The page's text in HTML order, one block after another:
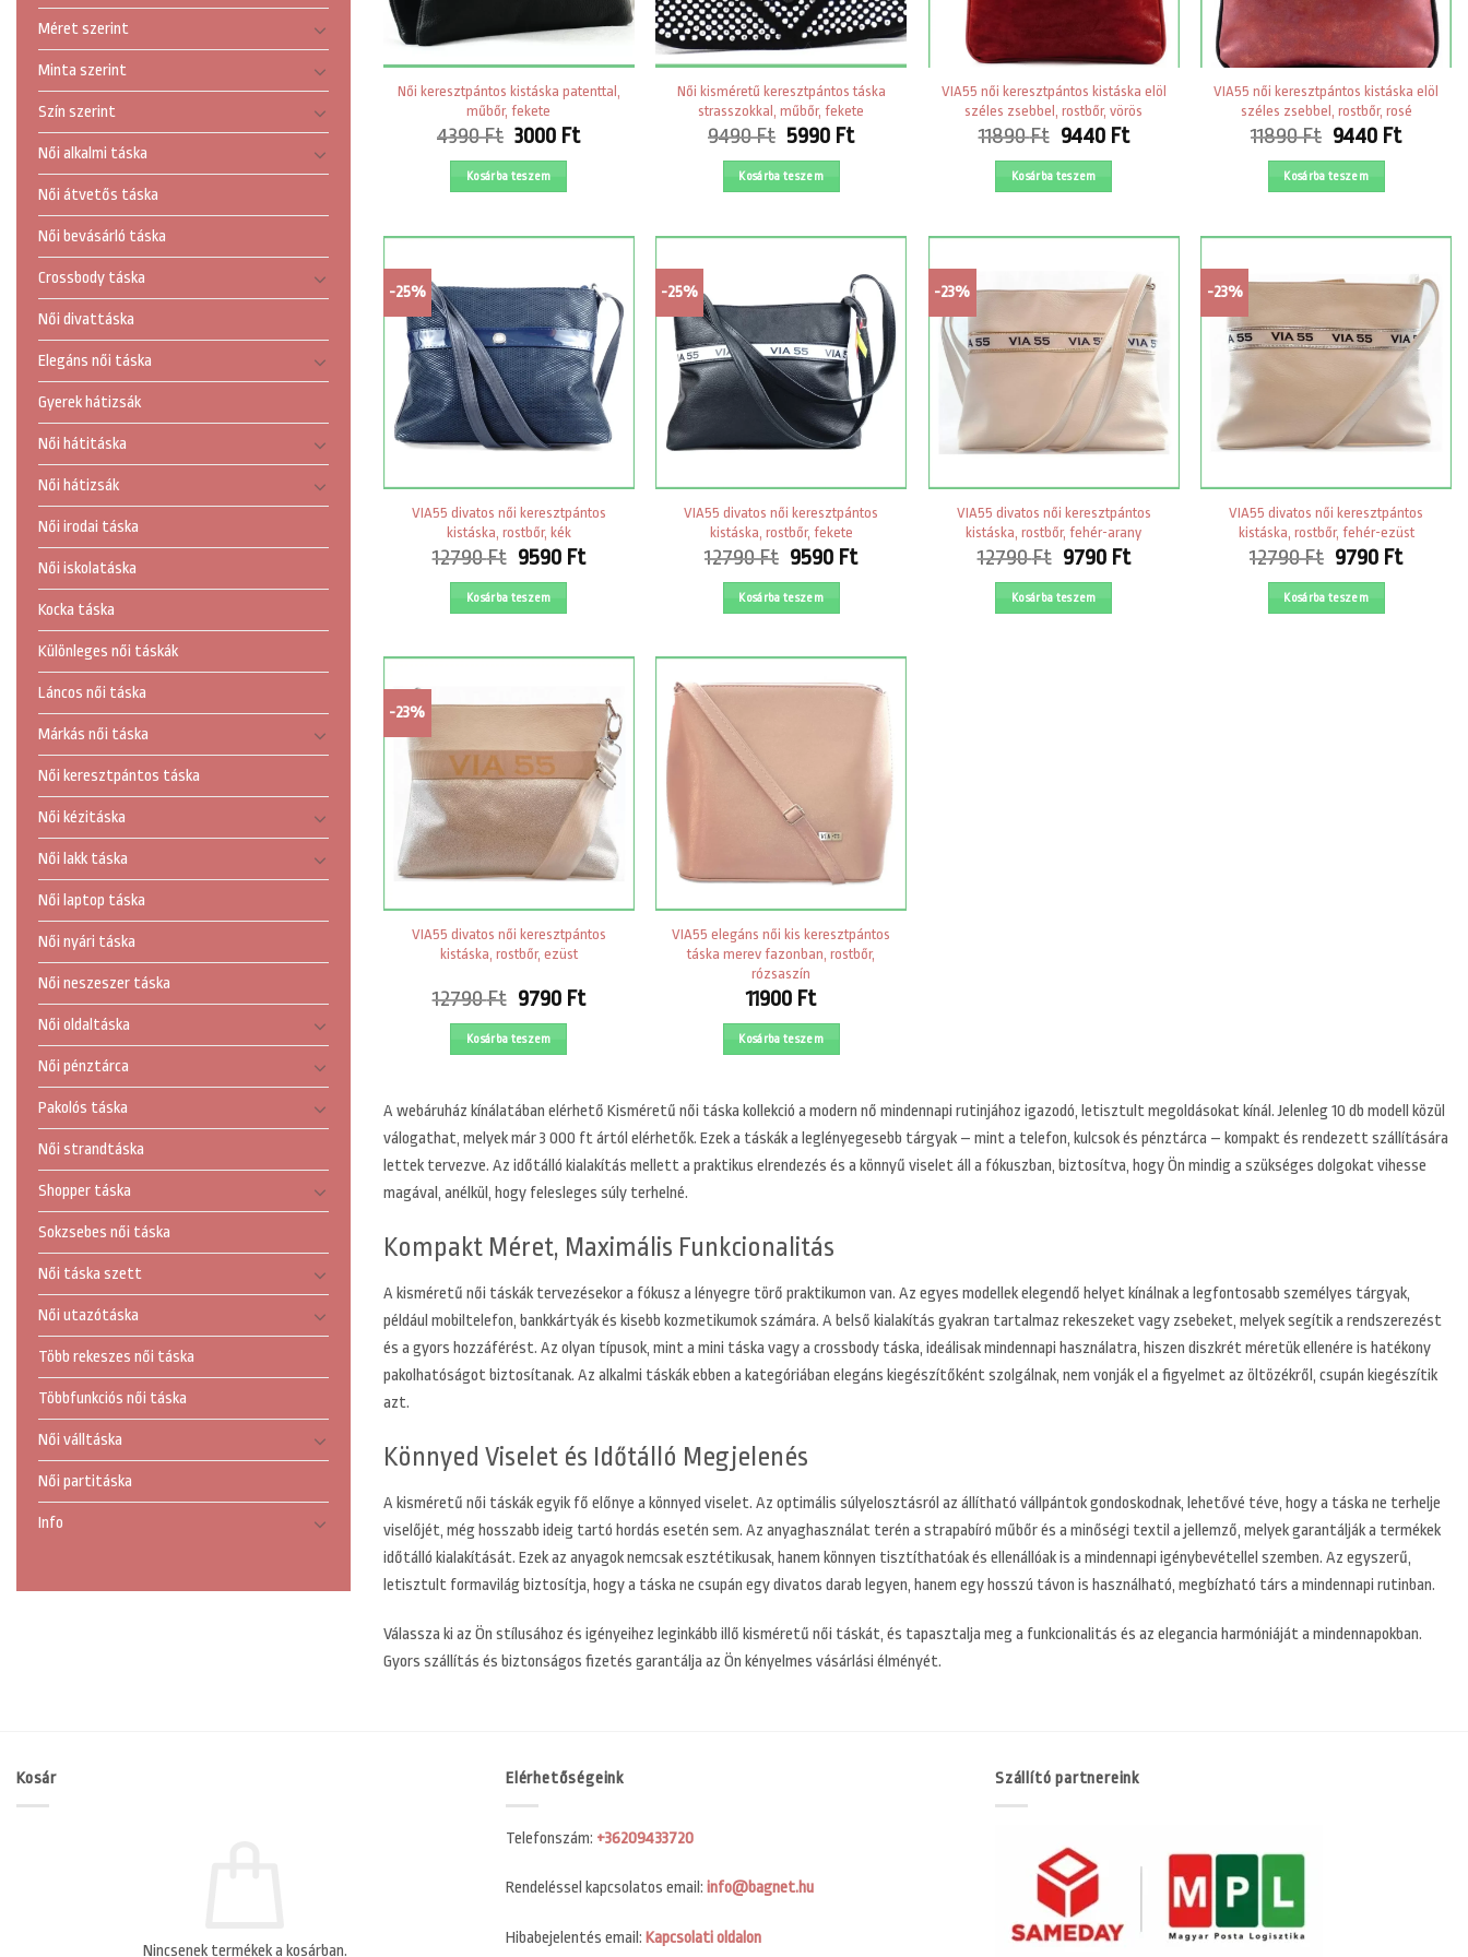
Méret szerint
Minta szerint
Szín szerint
Női alkalmi táska
Női átvetős táska
Női bevásárló táska
Crossbody táska
Női divattáska
Elegáns női táska
Gyerek hátizsák
Női hátitáska
Női hátizsák
Női irodai táska
Női iskolatáska
Kocka táska
Különleges női táskák
Láncos női táska
Márkás női táska
Női keresztpántos táska
Női kézitáska
Női lakk táska
Női laptop táska
Női nyári táska
Női neszeszer táska
Női oldaltáska
Női pénztárca
Pakolós táska
Női strandtáska
Shopper táska
Sokzsebes női táska
Női táska szett
Női utazótáska
Több rekeszes női táska
Többfunkciós női táska
Női válltáska
Női partitáska
Info
Női keresztpántos kistáska patenttal,
műbőr, fekete
4390Ft Original
price
was:
3000 FtCurrent
Kosárba teszem
Női kisméretű keresztpántos táska
strasszokkal, műbőr, fekete
9490Ft Original
price
was:
5990 FtCurrent
Kosárba teszem
VIA55 női keresztpántos kistáska elöl
széles zsebbel, rostbőr, vörös
11890Ft Original
price
was:
9440 FtCurrent
Kosárba teszem
VIA55 női keresztpántos kistáska elöl
széles zsebbel, rostbőr, rosé
11890Ft Original
price
was:
9440 Ft
Kosárba teszem
-25%
VIA55 divatos női keresztpántos
kistáska, rostbőr, kék
12790Ft Original
price
was:
9590 FtCurrent
Kosárba teszem
-25%
VIA55 divatos női keresztpántos
kistáska, rostbőr, fekete
12790Ft Original
price
was:
9590 FtCurrent
Kosárba teszem
-23%
VIA55 divatos női keresztpántos
kistáska, rostbőr, fehér-arany
12790Ft Original
price
was:
9790 FtCurrent
Kosárba teszem
-23%
VIA55 divatos női keresztpántos
kistáska, rostbőr, fehér-ezüst
12790Ft Original
price
was:
9790 Ft
Kosárba teszem
-23%
VIA55 divatos női keresztpántos
kistáska, rostbőr, ezüst
12790Ft Original
price
was:
9790 FtCurrent
Kosárba teszem
VIA55 elegáns női kis keresztpántos
táska merev fazonban, rostbőr,
rózsaszín
11900 Ft
Kosárba teszem
Awebáruház kínálatában elérhető Kisméretű női táska kollekció a modern nő mindennapi rutinjához igazodó, letisztult megoldásokat kínál. Jelenleg 10 db modell közül
válogathat, melyek már 3 000 ft ártól elérhetők. Ezek a táskák a leglényegesebb tárgyak – mint a telefon, kulcsok és pénztárca – kompakt és rendezett szállítására
lettek tervezve. Az időtálló kialakítás mellett a praktikus elrendezés és a könnyű viselet áll a fókuszban, biztosítva, hogy Ön mindig a szükséges dolgokat vihesse
magával, anélkül, hogy felesleges súly terhelné.
Kompakt Méret, Maximális Funkcionalitás
A kisméretű női táskák tervezésekor a fókusz a lényegre törő praktikumon van. Az egyes modellek elegendő helyet kínálnak a legfontosabb személyes tárgyak,
például mobiltelefon, bankkártyák és kisebb kozmetikumok számára. A belső kialakítás gyakran tartalmaz rekeszeket vagy zsebeket, melyek segítik a rendszerezést
és a gyors hozzáférést. Az olyan típusok, mint a mini táska vagy a crossbody táska, ideálisak mindennapi használatra, hiszen diszkrét méretük ellenére is hatékony
pakolhatóságot biztosítanak. Az alkalmi táskák ebben a kategóriában elegáns kiegészítőként szolgálnak, nem vonják el a figyelmet az öltözékről, csupán kiegészítik
azt.
Könnyed Viselet és Időtálló Megjelenés
A kisméretű női táskák egyik fő előnye a könnyed viselet. Az optimális súlyelosztásról az állítható vállpántok gondoskodnak, lehetővé téve, hogy a táska ne terhelje
viselőjét, még hosszabb ideig tartó hordás esetén sem. Az anyaghasználat terén a strapabíró műbőr és a minőségi textil a jellemző, melyek garantálják a termékek
időtálló kialakítását. Ezek az anyagok nemcsak esztétikusak, hanem könnyen tisztíthatóak és ellenállóak is a mindennapi igénybevétellel szemben. Az egyszerű,
letisztult formavilág biztosítja, hogy a táska ne csupán egy divatos darab legyen, hanem egy hosszú távon is használható, megbízható társ a mindennapi rutinban.
Válassza ki az Ön stílusához és igényeihez leginkább illő kisméretű női táskát, és tapasztalja meg a funkcionalitás és az elegancia harmóniáját a mindennapokban.
Gyors szállítás és biztonságos fizetés garantálja az Ön kényelmes vásárlási élményét.
Kosár
Nincsenek termékek a kosárban.
Elérhetőségeink
Telefonszám: +36209433720
Rendeléssel kapcsolatos email: info@bagnet.hu
Hibabejelentés email: Kapcsolati oldalon
Szállító partnereink